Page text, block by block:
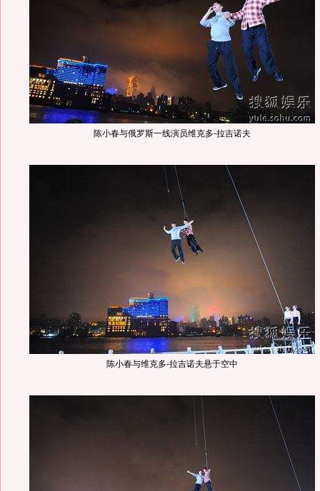
陈小春与俄罗斯一线演员维克多-拉吉诺夫
陈小春与维克多-拉吉诺夫悬于空中